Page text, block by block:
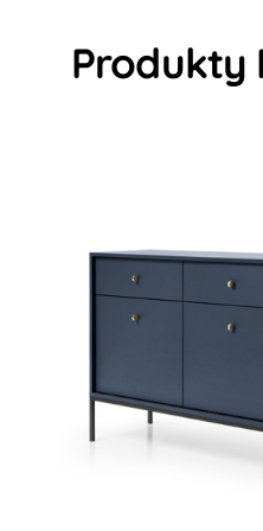
Produkty